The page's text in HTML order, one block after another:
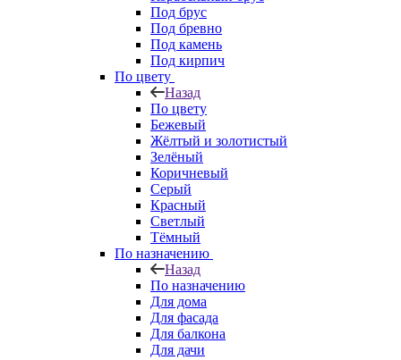
Под брус
Под бревно
Под камень
Под кирпич
По цвету
Назад
По цвету
Бежевый
Жёлтый и золотистый
Зелёный
Коричневый
Серый
Красный
Светлый
Тёмный
По назначению
Назад
По назначению
Для дома
Для фасада
Для балкона
Для дачи